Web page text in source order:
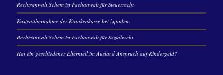
Rechtsanwalt Schem ist Fachanwalt für Steuerrecht
Kostenübernahme der Krankenkasse bei Lipödem
Rechtsanwalt Schem ist Fachanwalt für Sozialrecht
Hat ein geschiedener Elternteil im Ausland Anspruch auf Kindergeld?